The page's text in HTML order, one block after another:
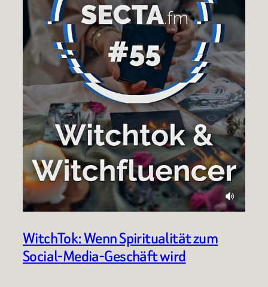
WitchTok: Wenn Spiritualität zum
Social-Media-Geschäft wird